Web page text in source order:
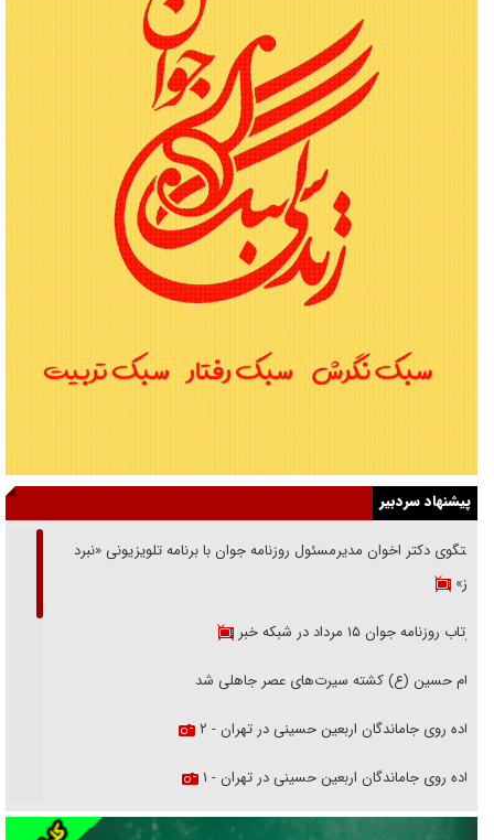
پیشنهاد سردبیر
گفتگوی دکتر اخوان مدیرمسئول روزنامه جوان با برنامه تلویزیونی «نبرد
هرمز»
بازتاب روزنامه جوان ۱۵ مرداد در شبکه خبر
امام حسین (ع) کشته سیرت‌های عصر جاهلی شد
پیاده روی جاماندگان اربعین حسینی در تهران - ۲
پیاده روی جاماندگان اربعین حسینی در تهران - ۱
فریاد‌ها و ناله‌های دوستان مبارزدلم را آتش می‌زد